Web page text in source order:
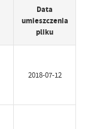
Data
umieszczenia
pliku
2018-07-12